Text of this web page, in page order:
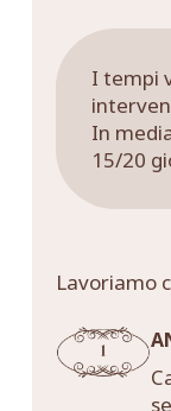
I tempi
In
15/20
Lavoriamo